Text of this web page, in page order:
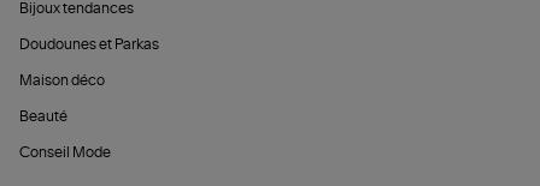
Bijoux tendances
Doudounes et Parkas
Maison déco
Beauté
Conseil Mode